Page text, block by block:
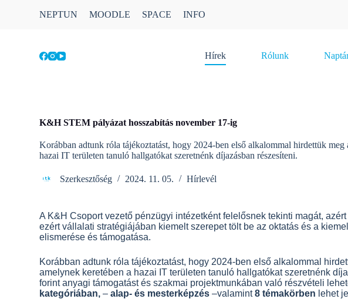
NEPTUN MOODLE SPACE INFO
Hírek Rólunk
K&H STEM pályázat hosszabítás november 17-ig
Korábban adtunk róla tájékoztatást, hogy 2024-ben első alkalommal hirdettük
hazai IT területen tanuló hallgatókat szeretnénk díjazásban részesíteni.
Szerkesztőség 2024. 11. 05. Hírlevél
A K&H Csoport vezető pénzügyi intézetként felelősnek tekinti magát,
ezért vállalati stratégiájában kiemelt szerepet tölt be az oktatás és a
elismerése és támogatása.
Korábban adtunk róla tájékoztatást, hogy 2024-ben első alkalommal
amelynek keretében a hazai IT területen tanuló hallgatókat szeretnénk
forint anyagi támogatást és szakmai projektmunkában való részvételi
kategóriában,–alap- és mesterképzés –valamint8 témakörben lehet